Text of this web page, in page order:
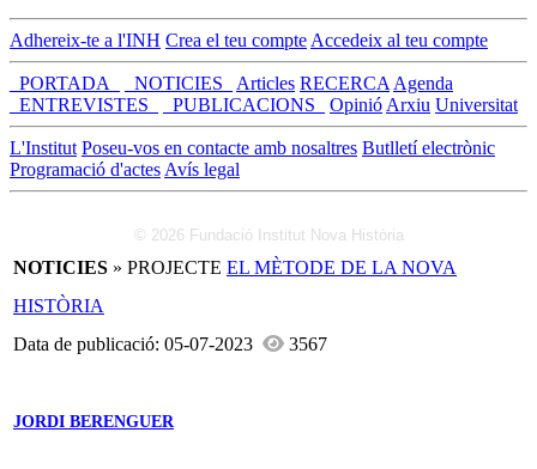
Adhereix-te a l'INH Crea el teu compte Accedeix al teu compte
_PORTADA_ _NOTICIES_ Articles RECERCA Agenda
_ENTREVISTES_
_PUBLICACIONS_ Opinió Arxiu Universitat
L'Institut Poseu-vos en contacte amb nosaltres Butlletí electrònic
Programació d'actes Avís legal
© 2026 Fundació Institut Nova Història
NOTICIES » PROJECTE EL MÈTODE DE LA NOVA
HISTÒRIA
Data de publicació: 05-07-2023
3567
JORDI BERENGUER